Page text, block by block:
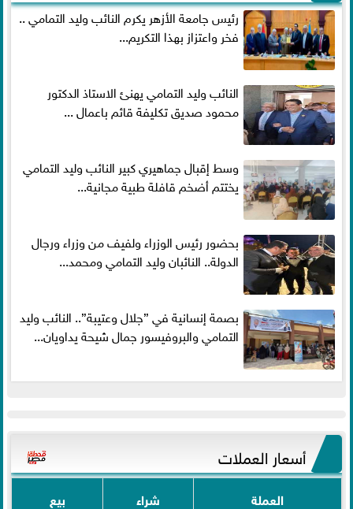
رئيس جامعة الأزهر يكرم النائب وليد التمامي ..
فخر واعتزاز بهذا التكريم...
النائب وليد التمامي يهنئ الاستاذ الدكتور
محمود صديق تكليفة قائم باعمال ...
وسط إقبال جماهيري كبير النائب وليد التمامي
يختتم أضخم قافلة طبية مجانية...
بحضور رئيس الوزراء ولفيف من وزراء ورجال
الدولة.. النائبان وليد التمامي ومحمد...
بصمة إنسانية في ”جلال وعتيبة”.. النائب وليد
التمامي والبروفيسور جمال شيحة يداويان...
أسعار العملات
العملة شراء بيع